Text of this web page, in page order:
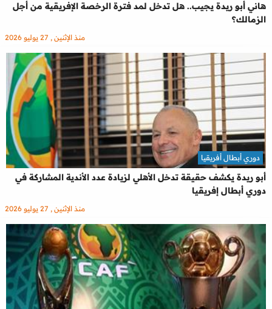
هاني أبو ريدة يجيب.. هل تدخل لمد فترة الرخصة الإفريقية من أجل
الزمالك؟
منذ الإثنين , 27 يوليو 2026
أبو ريدة يكشف حقيقة تدخل الأهلي لزيادة عدد الأندية المشاركة في
دوري أبطال إفريقيا
دوري أبطال أفريقيا
منذ الإثنين , 27 يوليو 2026